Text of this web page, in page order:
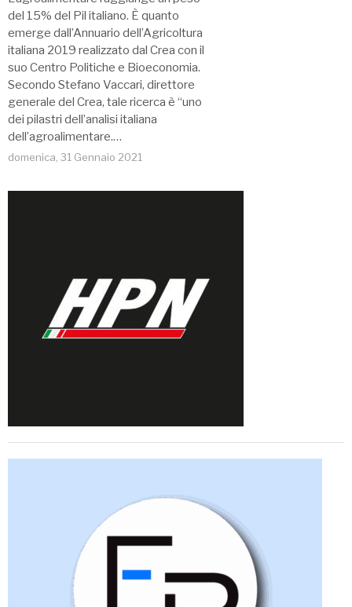
del 15% del Pil italiano. È quanto
emerge dall’Annuario dell’Agricoltura
italiana 2019 realizzato dal Crea con il
suo Centro Politiche e Bioeconomia.
Secondo Stefano Vaccari, direttore
generale del Crea, tale ricerca è “uno
dei pilastri dell’analisi italiana
dell’agroalimentare.…
domenica, 31 Gennaio 2021